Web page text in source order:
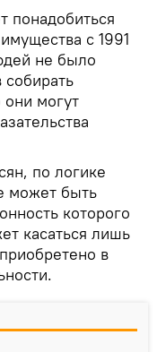
понадобиться
с 1991
не было
собирать
могут
по логике
может быть
которого
касаться лишь
в